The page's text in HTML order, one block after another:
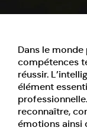
Dans le monde
compétences
réussir.
élément
reconnaître,
émotions ainsi